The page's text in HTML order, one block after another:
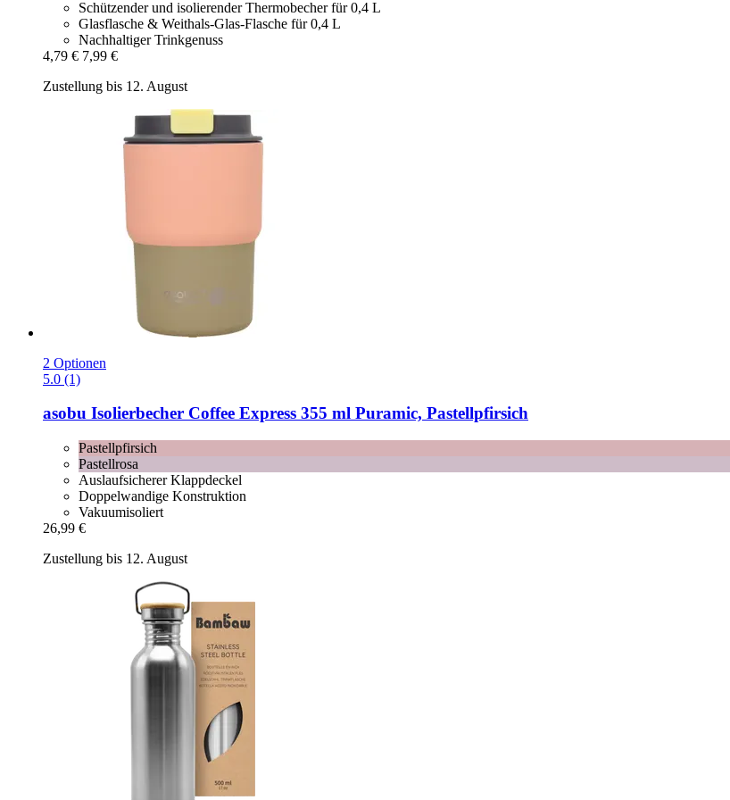
Schützender und isolierender Thermobecher für 0,4 L
Glasflasche & Weithals-Glas-Flasche für 0,4 L
Nachhaltiger Trinkgenuss
4,79 € 7,99 €
Zustellung bis 12. August
2 Optionen
5.0 (1)
asobu Isolierbecher Coffee Express 355 ml Puramic, Pastellpfirsich
Pastellpfirsich
Pastellrosa
Auslaufsicherer Klappdeckel
Doppelwandige Konstruktion
Vakuumisoliert
26,99 €
Zustellung bis 12. August